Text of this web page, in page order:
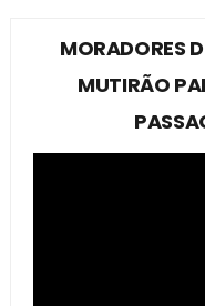
MORADORES
MUTIRÃO